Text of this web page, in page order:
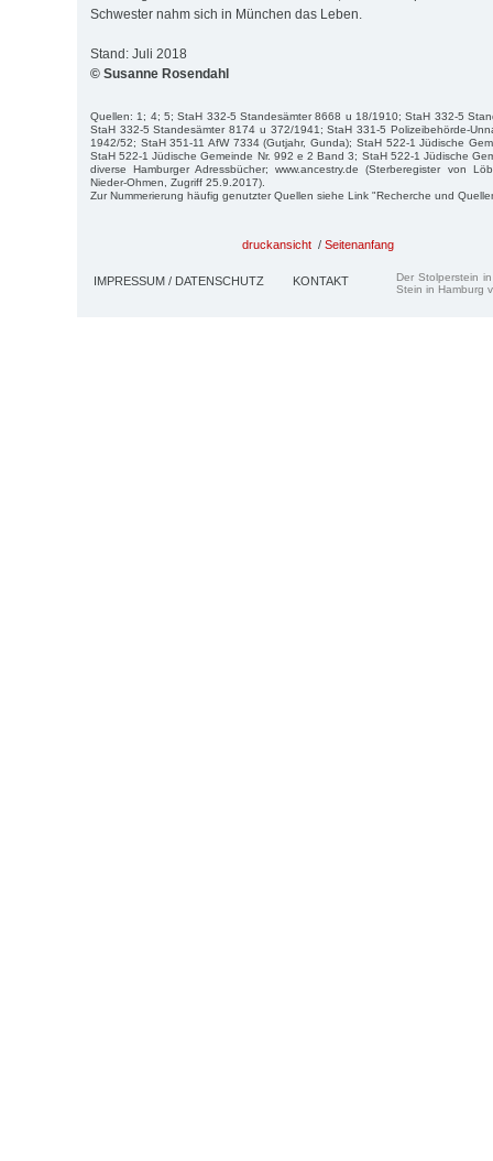
Schwester nahm sich in München das Leben.
Stand: Juli 2018
© Susanne Rosendahl
Quellen: 1; 4; 5; StaH 332-5 Standesämter 8668 u 18/1910; StaH 332-5
StaH 332-5 Standesämter 8174 u 372/1941; StaH 331-5 Polizeibehörde-
1942/52; StaH 351-11 AfW 7334 (Gutjahr, Gunda); StaH 522-1 Jüdische
StaH 522-1 Jüdische Gemeinde Nr. 992 e 2 Band 3; StaH 522-1 Jüdische
diverse Hamburger Adressbücher; www.ancestry.de (Sterberegister von
Nieder-Ohmen, Zugriff 25.9.2017).
Zur Nummerierung häufig genutzter Quellen siehe Link "Recherche und
druckansicht / Seitenanfang
IMPRESSUM / DATENSCHUTZ KONTAKT
Der Stolperstein
Stein in Hamburg